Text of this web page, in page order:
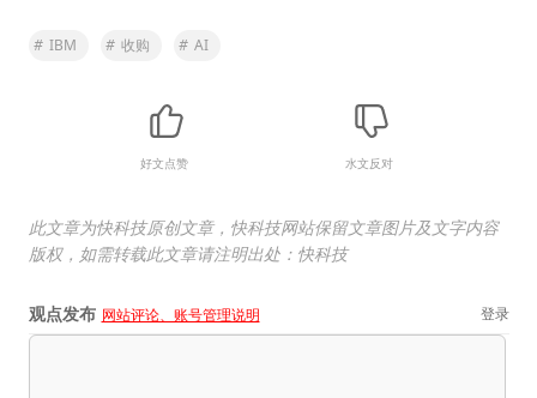
# IBM # 收购 # AI
好文点赞 水文反对
此文章为快科技原创文章，快科技网站保留文章图片及文字内容
版权，如需转载此文章请注明出处：快科技
观点发布 网站评论、账号管理说明 登录